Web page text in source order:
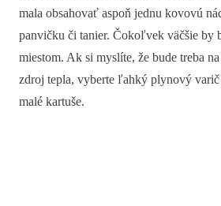
mala obsahovať aspoň jednu kovovú
panvičku či tanier. Čokoľvek väčšie by
miestom. Ak si myslíte, že bude treba
zdroj tepla, vyberte ľahký plynový
malé kartuše.